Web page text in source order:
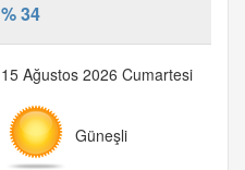
% 34
15 Ağustos 2026 Cumartesi
Güneşli